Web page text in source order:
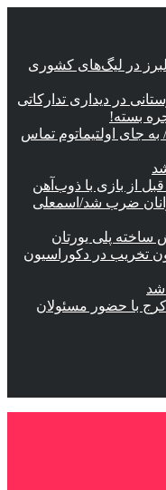
در لیگ‌های کشوری
در دیداری تدارکاتی
بسته!
به جای اولتیماتوم تماس
از بازی با ذوب‌آهن
ضرب شد/اسمعلی
ساخته پلی یورتان
تخریب در دکوراسیون
شد
کرج با حضور مسئولان